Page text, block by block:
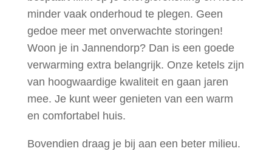
minder vaak onderhoud te plegen. Geen
gedoe meer met onverwachte storingen!
Woon je in Jannendorp? Dan is een goede
verwarming extra belangrijk. Onze ketels zijn
van hoogwaardige kwaliteit en gaan jaren
mee. Je kunt weer genieten van een warm
en comfortabel huis.
Bovendien draag je bij aan een beter milieu.